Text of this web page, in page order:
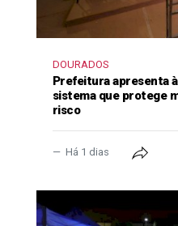
DOURADOS
Prefeitura apresenta
sistema que protege
risco
Há 1 dias